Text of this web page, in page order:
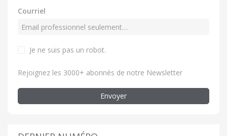
Courriel
Je ne suis pas un robot.
Rejoignez les 3000+ abonnés de notre Newsletter
Envoyer